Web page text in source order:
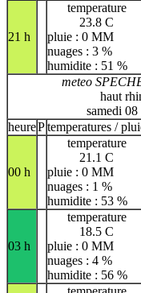
21 h
temperature
23.8 C
pluie : 0 MM
nuages : 3 %
humidite : 51 %
meteo
haut
samedi
heurePtemperatures /
00 h
temperature
21.1 C
pluie : 0 MM
nuages : 1 %
humidite : 53 %
03 h
temperature
18.5 C
pluie : 0 MM
nuages : 4 %
humidite : 56 %